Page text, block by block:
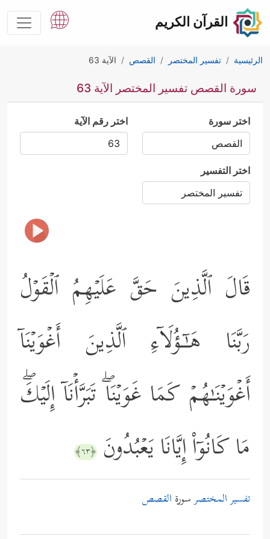
القرآن الكريم
الرئيسية تفسير المختصر القصص الآية 63
سورة القصص تفسير المختصر الآية 63
اختر سورة اختر رقم الآية
اختر التفسير
قَالَ ٱلَّذِینَ حَقَّ عَلَیۡهِمُ ٱلۡقَوۡلُ
رَبَّنَا هَـٰۤـؤُلَاۤءِ ٱلَّذِینَ أَغۡوَیۡنَاۤ
أَغۡوَیۡنَـٰهُمۡ كَمَا غَوَیۡنَاۖ تَبَرَّأۡنَاۤ إِلَیۡكَۖ
مَا كَانُوۤاْ إِیَّانَا یَعۡبُدُونَ ﴿٦٣﴾
تفسير المختصرسورة القصص